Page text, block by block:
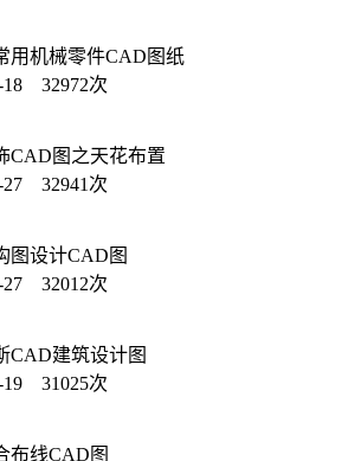
用机械零件CAD图纸
18 32972次
CAD图之天花布置
27 32941次
图设计CAD图
27 32012次
CAD建筑设计图
19 31025次
布线CAD图